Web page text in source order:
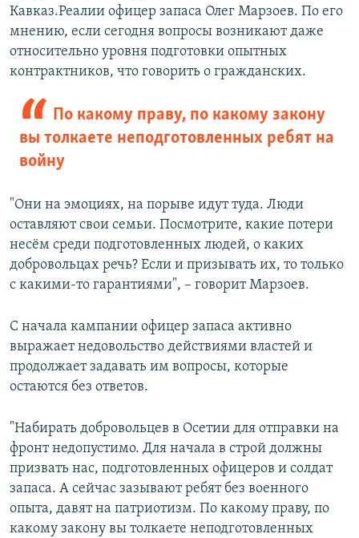
Кавказ.Реалии офицер запаса Олег Марзоев. По его
мнению, если сегодня вопросы возникают даже
относительно уровня подготовки опытных
контрактников, что говорить о гражданских.
По какому праву, по какому закону
вы толкаете неподготовленных ребят на
войну
"Они на эмоциях, на порыве идут туда. Люди
оставляют свои семьи. Посмотрите, какие потери
несём среди подготовленных людей, о каких
добровольцах речь? Если и призывать их, то только
с какими-то гарантиями", – говорит Марзоев.
С начала кампании офицер запаса активно
выражает недовольство действиями властей и
продолжает задавать им вопросы, которые
остаются без ответов.
"Набирать добровольцев в Осетии для отправки на
фронт недопустимо. Для начала в строй должны
призвать нас, подготовленных офицеров и солдат
запаса. А сейчас зазывают ребят без военного
опыта, давят на патриотизм. По какому праву, по
какому закону вы толкаете неподготовленных